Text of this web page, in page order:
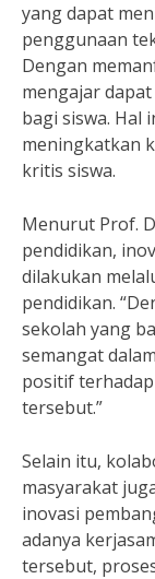
yang dapat
penggunaan
Dengan
mengajar
bagi siswa. Hal
meningkatkan
kritis siswa.
Menurut Prof.
pendidikan,
dilakukan
pendidikan.
sekolah yang
semangat
positif
tersebut.”
Selain itu,
masyarakat
inovasi
adanya
tersebut,